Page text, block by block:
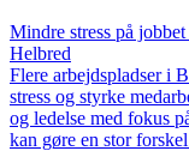
Mindre stress på
Helbred
Flere arbejdspladser i
stress og styrke
og ledelse med fokus
kan gøre en stor